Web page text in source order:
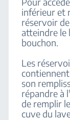
inférieur et
réservoir
atteindre le
bouchon.
Les
son
répandre à
de remplir
cuve du